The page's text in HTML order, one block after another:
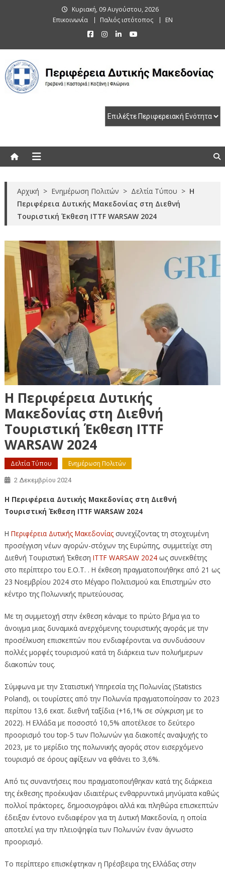
Κυριακή, 09 Αυγούστου, 2026
Επικοινωνία
Παλιός ιστότοπος EN
Αρχική > Ενημέρωση Πολιτών > Δελτία Τύπου > Η
Περιφέρεια Δυτικής Μακεδονίας στη Διεθνή
Τουριστική Έκθεση ITTF WARSAW 2024
Η Περιφέρεια Δυτικής
Μακεδονίας στη Διεθνή
Τουριστική Έκθεση ITTF
WARSAW 2024
Δελτία Τύπου Ενημέρωση Πολιτών
2 Δεκεμβρίου 2024
Η Περιφέρεια Δυτικής Μακεδονίας στη Διεθνή
Τουριστική Έκθεση ITTF WARSAW 2024
Η Περιφέρεια Δυτικής Μακεδονίαςσυνεχίζοντας τη στοχευμένη
προσέγγιση νέων αγορών-στόχων της Ευρώπης, συμμετείχε στη
Διεθνή Τουριστική Έκθεση ITTF WARSAW 2024ως συνεκθέτης
στο περίπτερο του Ε.Ο.Τ. . Η έκθεση πραγματοποιήθηκε από 21 ως
23 Νοεμβρίου 2024 στο Μέγαρο Πολιτισμού και Επιστημών στο
κέντρο της Πολωνικής πρωτεύουσας.
Με τη συμμετοχή στην έκθεση κάναμε το πρώτο βήμα για το
άνοιγμα μιας δυναμικά ανερχόμενης τουριστικής αγοράς με την
προσέλκυση επισκεπτών που ενδιαφέρονται να συνδυάσουν
πολλές μορφές τουρισμού κατά τη διάρκεια των πολυήμερων
διακοπών τους.
Σύμφωνα με την Στατιστική Υπηρεσία της Πολωνίας (Statistics
Poland), οι τουρίστες από την Πολωνία πραγματοποίησαν το 2023
περίπου 13,6 εκατ. διεθνή ταξίδια (+16,1% σε σύγκριση με το
2022). Η Ελλάδα με ποσοστό 10,5% αποτέλεσε το δεύτερο
προορισμό του top-5 των Πολωνών για διακοπές αναψυχής το
2023, με το μερίδιο της πολωνικής αγοράς στον εισερχόμενο
τουρισμό σε όρους αφίξεων να φθάνει το 3,6%.
Από τις συναντήσεις που πραγματοποιήθηκαν κατά της διάρκεια
της έκθεσης προέκυψαν ιδιαιτέρως ενθαρρυντικά μηνύματα καθώς
πολλοί πράκτορες, δημοσιογράφοι αλλά και πληθώρα επισκεπτών
έδειξαν έντονο ενδιαφέρον για τη Δυτική Μακεδονία, η οποία
αποτελεί για την πλειοψηφία των Πολωνών έναν άγνωστο
προορισμό.
Το περίπτερο επισκέφτηκαν η Πρέσβειρα της Ελλάδας στην